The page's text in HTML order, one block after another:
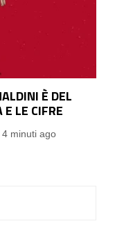
È DEL
LE CIFRE
4 minuti ago